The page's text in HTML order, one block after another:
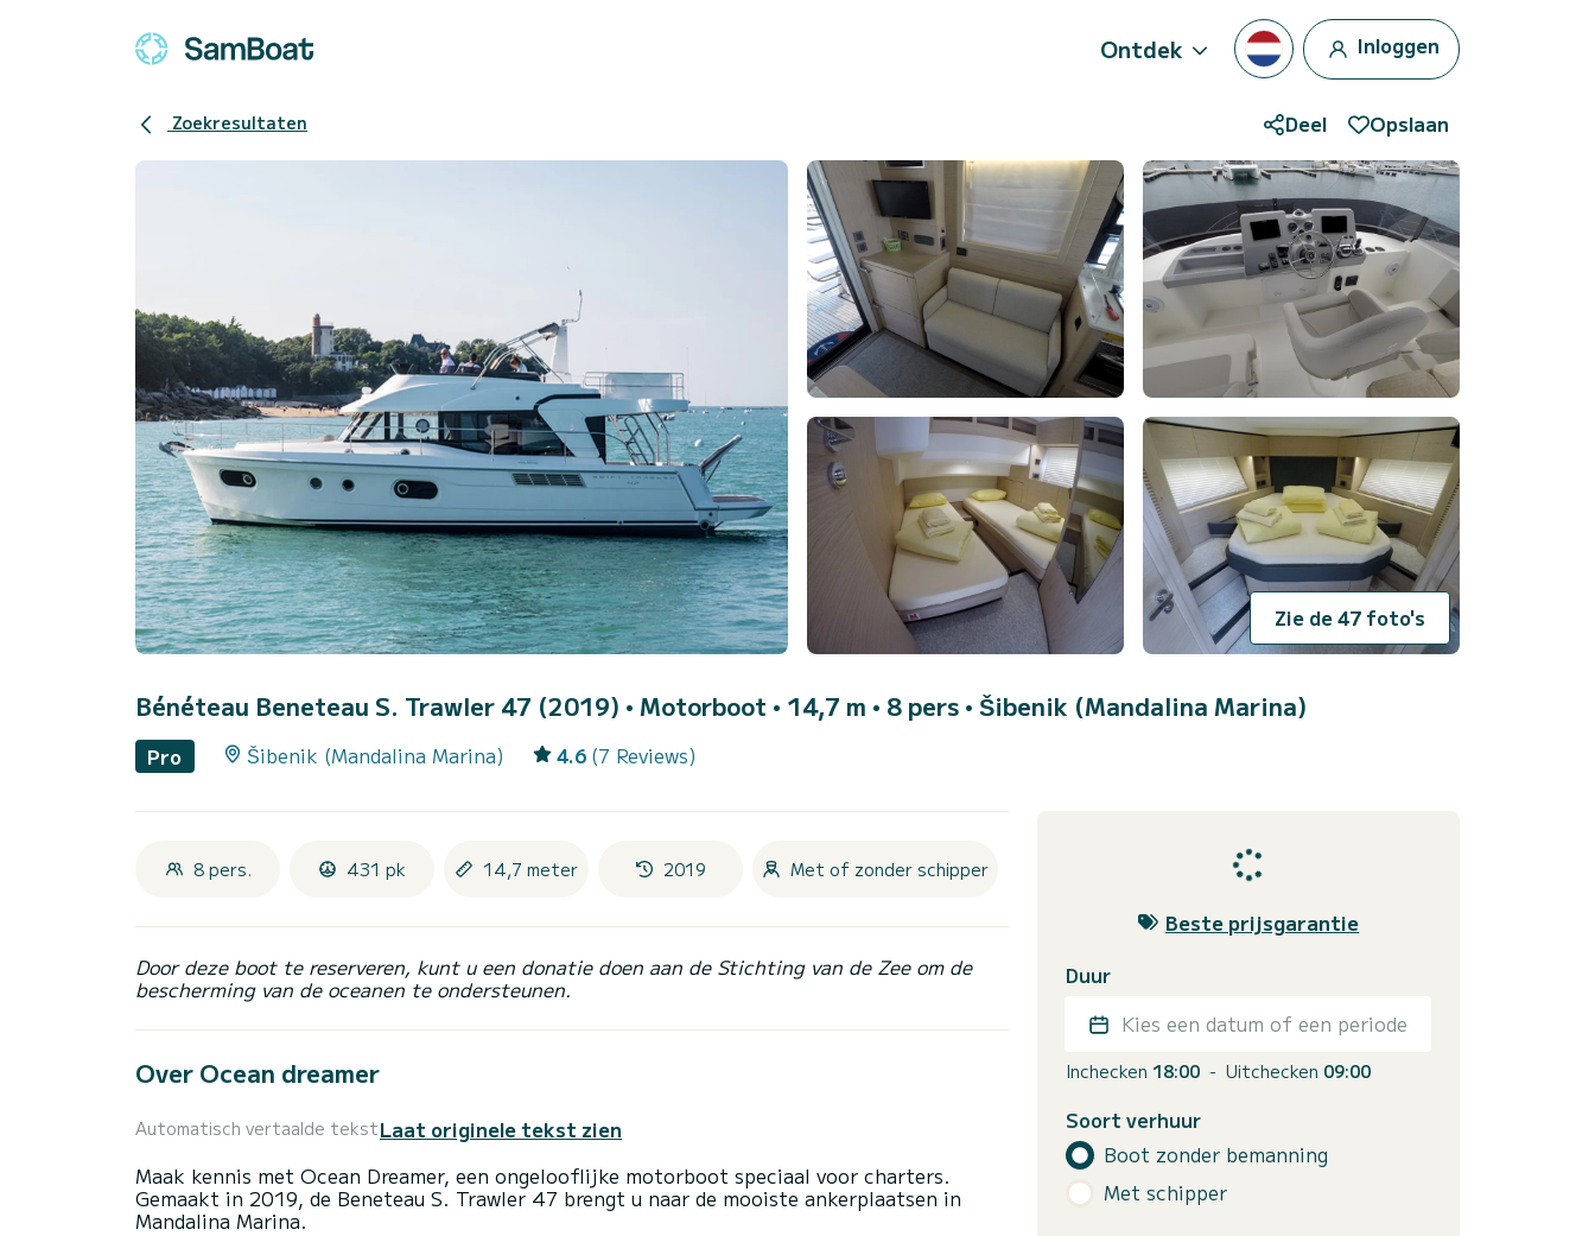
Ontdek Inloggen
Zoekresultaten Deel Opslaan
Zie de 47 foto's
Bénéteau Beneteau S. Trawler 47 (2019) • Motorboot • 14,7 m • 8 pers • Šibenik (Mandalina Marina)
Pro Šibenik (Mandalina Marina) 4.6 (7 Reviews)
8 pers. 431 pk 14,7 meter 2019 Met of zonder schipper
Door deze boot te reserveren, kunt u een donatie doen aan de Stichting van de Zee om de
bescherming van de oceanen te ondersteunen.
Over Ocean dreamer
Automatisch vertaalde tekstLaat originele tekst zien
Maak kennis met Ocean Dreamer, een ongelooflijke motorboot speciaal voor charters.
Gemaakt in 2019, de Beneteau S. Trawler 47 brengt u naar de mooiste ankerplaatsen in
Mandalina Marina.
Beste prijsgarantie
Duur
Kies een datum of een periode
Inchecken 18:00 - Uitchecken 09:00
Soort verhuur
Boot zonder bemanning
Met schipper